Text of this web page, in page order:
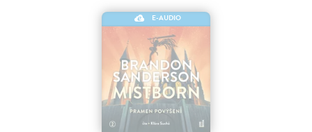
E-AUDIO